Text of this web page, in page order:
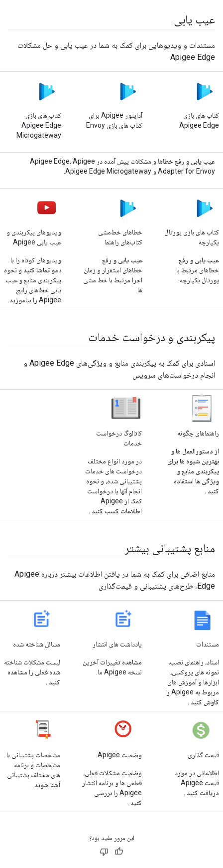
عیب یابی
مستندات و ویدیوهایی برای کمک به شما در عیب یابی و حل مشکلات
Apigee Edge
کتاب های بازی
Apigee Edge
آداپتور Apigee برای
کتاب های بازی Envoy
کتاب های بازی
Apigee Edge
Microgateway
عیب یابی و رفع
خطاها و مشکلات پیش آمده در Apigee Edge، Apigee
Adapter for Envoy و Apigee Edge Microgateway.
کتاب های بازی پورتال
یکپارچه
عیب یابی و رفع
خطاهای مرتبط با
پورتال یکپارچه.
خطاهای خط‌مشی
کتاب‌های راهنما
عیب یابی و رفع
خطاهای استقرار و زمان
اجرا مرتبط با خط مشی
ها.
ویدیوهای پیکربندی و
عیب یابی Apigee
ویدیوهای کوتاه را با
دمو تماشا کنید و نحوه
پیکربندی منابع و عیب
یابی خطاهای رایج
Apigee را بیاموزید.
پیکربندی و درخواست خدمات
اسنادی برای کمک به پیکربندی منابع و ویژگی‌های Apigee Edge و
انجام درخواست‌های سرویس
راهنماهای چگونه
از دستورالعمل ها و
بهترین شیوه ها برای
پیکربندی منابع و
ویژگی ها استفاده
کنید
کاتالوگ درخواست
خدمات
در مورد انواع مختلف
درخواست های خدمات
پشتیبانی شده، و نحوه
انجام آنها یا درخواست
کمک از Apigee
اطلاعات کسب کنید
منابع پشتیبانی بیشتر
منابع اضافی برای کمک به شما در یافتن اطلاعات بیشتر درباره Apigee
Edge، طرح‌های پشتیبانی و قیمت‌گذاری
مستندات
اسناد، راهنمای نصب،
نمونه های پروکسی،
ابزارها و آموزش های
مربوط به Apigee
را
کاوش کنید
یادداشت های انتشار
مشاهده تغییرات آخرین
نسخه Apigee ما.
مسائل شناخته شده
لیست مشکلات شناخته
شده فعلی را مشاهده
کنید
قیمت گذاری
اطلاعاتی در مورد
قیمت Apigee
دریافت کنید
وضعیت Apigee
وضعیت مشکلات فعلی،
قطعی ها و برنامه انتشار
Apigee را
بررسی
کنید
مشخصات پشتیبانی با
مشخصات و برنامه
های مختلف پشتیبانی
آشنا شوید
این مرور مفید بود؟